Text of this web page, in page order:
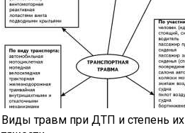
Виды травм при ДТП и степень их